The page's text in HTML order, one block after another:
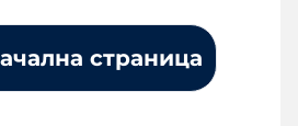
страница